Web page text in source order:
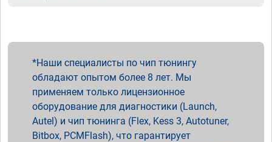
Наши специалисты по чип тюнингу
обладают опытом более 8 лет. Мы
применяем только лицензионное
оборудование для диагностики (Launch,
Autel) и чип тюнинга (Flex, Kess 3, Autotuner,
Bitbox, PCMFlash), что гарантирует